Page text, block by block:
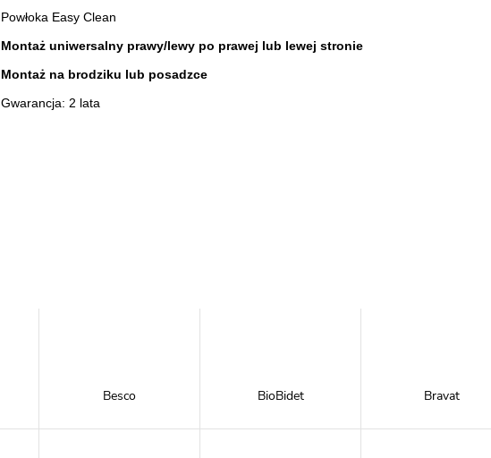
Powłoka Easy Clean
Montaż uniwersalny prawy/lewy po prawej lub lewej stronie
Montaż na brodziku lub posadzce
Gwarancja: 2 lata
Besco BioBidet Bravat